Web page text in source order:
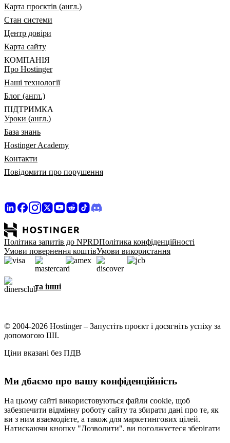
Карта проєктів (англ.)
Стан системи
Центр довіри
Карта сайту
КОМПАНІЯ
Про Hostinger
Наші технології
Блог (англ.)
ПІДТРИМКА
Уроки (англ.)
База знань
Hostinger Academy
Контакти
Повідомити про порушення
Політика запитів до NPRDПолітика конфіденційності
Умови повернення коштівУмови використання
та інші
© 2004-2026 Hostinger – Запустіть проєкт і досягніть успіху за
допомогою ШІ.
Ціни вказані без ПДВ
Ми дбаємо про вашу конфіденційність
На цьому сайті використовуються файли cookie, щоб
забезпечити відмінну роботу сайту та збирати дані про те, як
ви з ним взаємодієте, а також для маркетингових цілей.
Натискаючи кнопку "Дозволити", ви погоджуєтеся зберігати